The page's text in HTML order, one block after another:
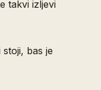
takvi izljevi
bas je